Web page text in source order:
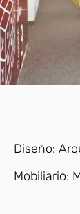
Diseño:
Mobiliario: